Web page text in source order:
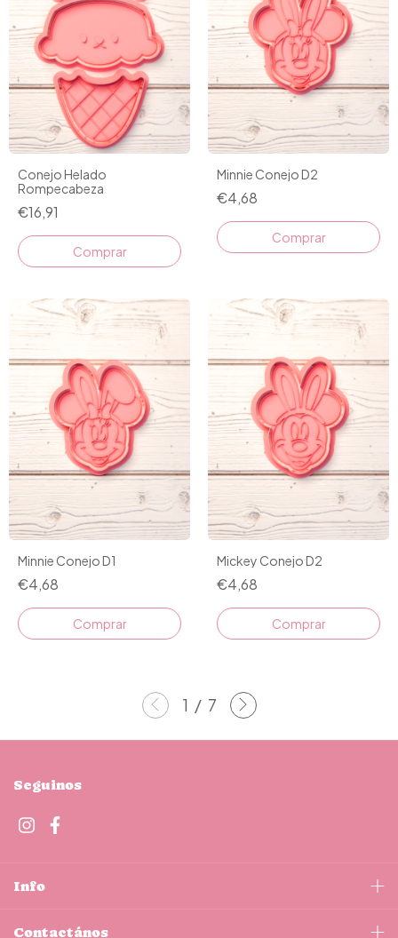
Conejo Helado
Rompecabeza
€16,91
Comprar
Minnie Conejo D2
€4,68
Comprar
Minnie Conejo D1
€4,68
Comprar
Mickey Conejo D2
€4,68
Comprar
1 / 7
Seguinos
Info
Contactános